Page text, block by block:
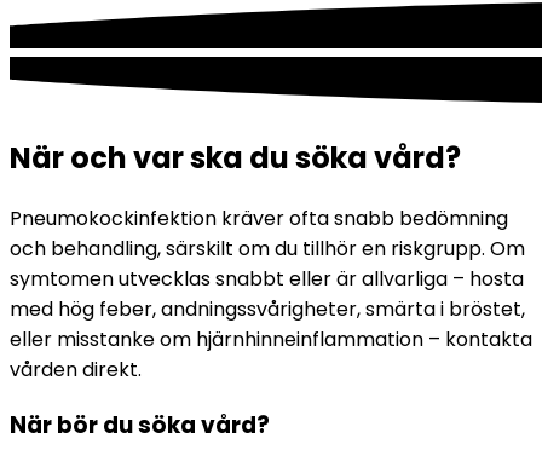
När och var ska du söka vård?
Pneumokockinfektion kräver ofta snabb bedömning
och behandling, särskilt om du tillhör en riskgrupp. Om
symtomen utvecklas snabbt eller är allvarliga – hosta
med hög feber, andningssvårigheter, smärta i bröstet,
eller misstanke om hjärnhinneinflammation – kontakta
vården direkt.
När bör du söka vård?